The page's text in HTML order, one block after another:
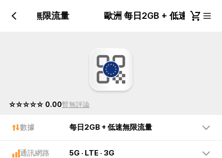
+ 低速無限流量 歐洲 每日2GB + 低速無限流
☆☆☆☆☆ 0.00暫無評論
數據 每日2GB + 低速無限流量
通訊網路 5G · LTE · 3G